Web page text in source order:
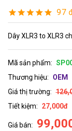
97
Dây XLR3 to XLR3
Mã sản phẩm:
Thương hiệu:
OEM
Giá thị trường:
Tiết kiệm:
27,000đ
Giá bán: